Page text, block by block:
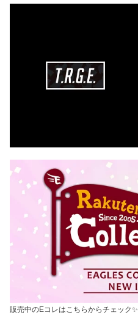
販売中のEコレはこちらからチェック✨